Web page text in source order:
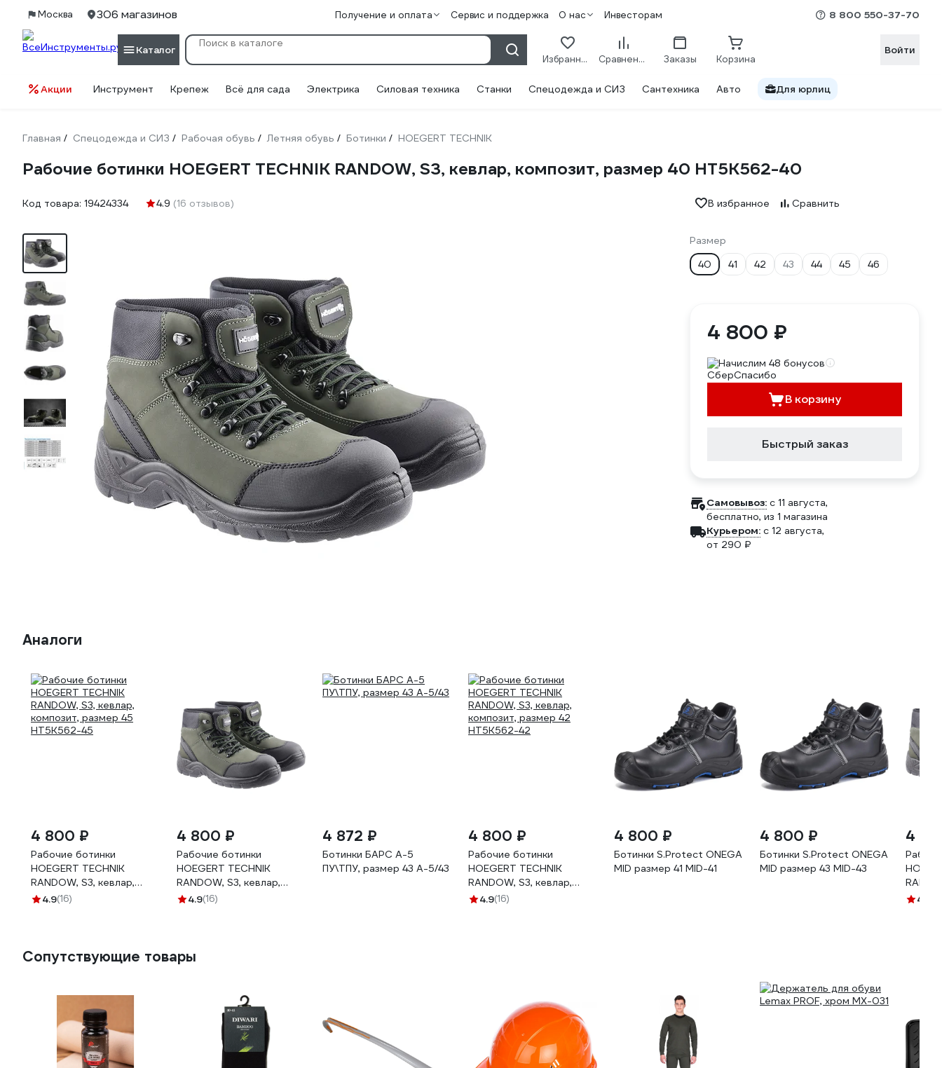
Москва 306 магазинов Получение и оплата Сервис и поддержка О нас Инвесторам 8 800 550-37-70
Каталог
Избранное Сравнение Заказы Корзина
Войти
Акции Инструмент Крепеж Всё для сада Электрика Силовая техника Станки Спецодежда и СИЗ Сантехника Авто Для юрлиц
Главная / Спецодежда и СИЗ / Рабочая обувь / Летняя обувь / Ботинки / HOEGERT TECHNIK
Рабочие ботинки HOEGERT TECHNIK RANDOW, S3, кевлар, композит, размер 40 HT5K562-40
Код товара: 19424334 4.9 (16 отзывов) В избранное Сравнить
Размер
40
41 42 43 44 45 46
4 800 ₽
Начислим 48 бонусов
В корзину
Быстрый заказ
Самовывоз: c 11 августа,
бесплатно, из 1 магазина
Курьером: c 12 августа,
от 290 ₽
Аналоги
4 800 ₽
Рабочие ботинки
HOEGERT TECHNIK
RANDOW, S3, кевлар,
композит, размер 45
4.9(16)
4 800 ₽
Рабочие ботинки
HOEGERT TECHNIK
RANDOW, S3, кевлар,
композит, размер 44
4.9(16)
4 872 ₽
Ботинки БАРС А-5
ПУ\ТПУ, размер 43 А-5/43
4 800 ₽
Рабочие ботинки
HOEGERT TECHNIK
RANDOW, S3, кевлар,
композит, размер 42
4.9(16)
4 800 ₽
Ботинки S.Protect ONEGA
MID размер 41 MID-41
4 800 ₽
Ботинки S.Protect ONEGA
MID размер 43 MID-43
4
4.9
Сопутствующие товары